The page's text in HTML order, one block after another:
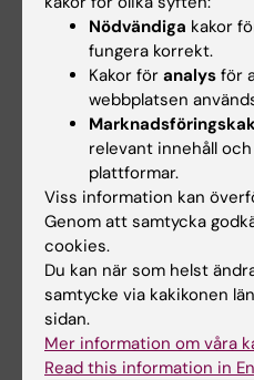
KI Biobanks paket för
KI Biobank extraherar
helblod och vävnad.
Se publicerad artikel: De
Medicine. 2024 Aug 20.
Kontakta KI Biobank för
Biobanks paket för
Nödvändiga kakor
fungera korrekt.
Kakor för analys för
webbplatsen
relevant innehåll
plattformar.
Viss information kan
Genom att samtycka
cookies.
Du kan när som helst
samtycke via kakikonen
sidan.
Mer information om våra
Read this information in